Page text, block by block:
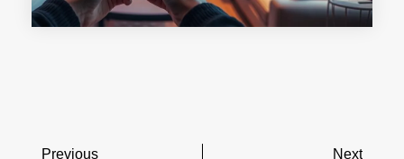
Previous Next